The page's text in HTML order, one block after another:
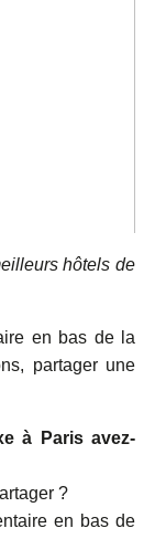
hôtels de
en bas de la
partager une
à Paris avez-
?
en bas de